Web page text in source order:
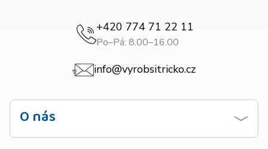
+420 774 71 22 11
Po–Pá: 8.00–16.00
info@vyrobsitricko.cz
O nás
Kontaktujte nás